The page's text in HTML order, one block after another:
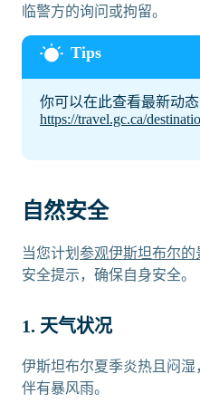
临警方的询问或拘留。
你可以在此查看最新动态
https://travel.gc.ca/
自然安全
当您计划 参观伊斯坦布尔的
安全提示，确保自身安全。
1. 天气状况
伊斯坦布尔夏季炎热且闷
伴有暴风雨。